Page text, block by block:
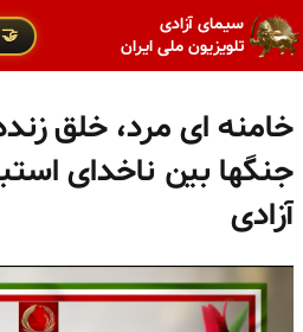
سیمای آزادی
تلویزیون ملی ایران
خامنه ای مرد، خلق
جنگها بین ناخدای
آزادی